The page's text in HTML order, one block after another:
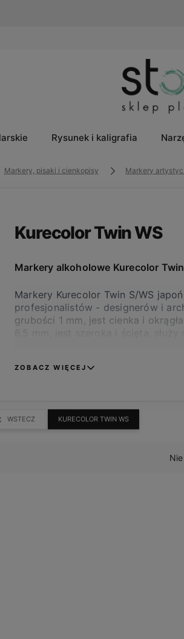
Rysunek i kaligrafia
Markery, pisaki i cienkopisy Markery
Kurecolor Twin WS
Markery alkoholowe Kurecolor
Markery Kurecolor Twin S/WS
profesjonalistów - designerów i
grubości 1 mm, jest cienka i
W gamie jest 135 kolorów oraz
ZOBACZ WIĘCEJ
WSTECZ KURECOLOR TWIN WS